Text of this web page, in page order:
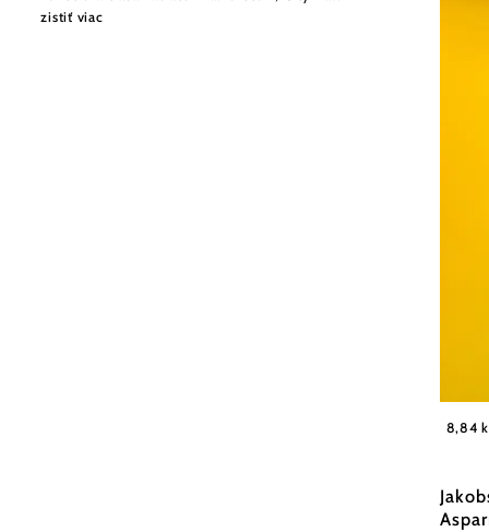
zistiť viac
8,84